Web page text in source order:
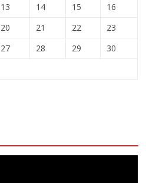
13 14 15
16
20 21 22
23
27 28 29
30